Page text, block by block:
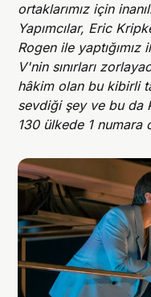
ortaklarımız için
Yapımcılar, Eric
Rogen ile
V'nin sınırları
hâkim olan bu kibirli
sevdiği şey ve bu da
130 ülkede 1 numara